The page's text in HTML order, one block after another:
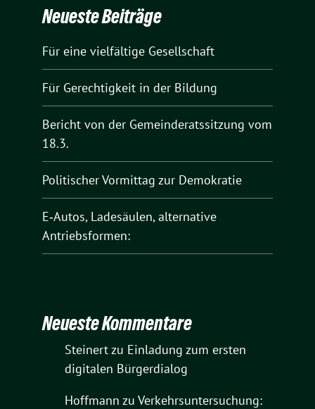
Neueste Beiträge
Für eine vielfältige Gesellschaft
Für Gerechtigkeit in der Bildung
Bericht von der Gemeinderatssitzung vom
18.3.
Politischer Vormittag zur Demokratie
E‑Autos, Ladesäulen, alternative
Antriebsformen:
Neueste Kommentare
Steinertzu Einladung zum ersten
digitalen Bürgerdialog
Hoffmann zu Verkehrsuntersuchung: